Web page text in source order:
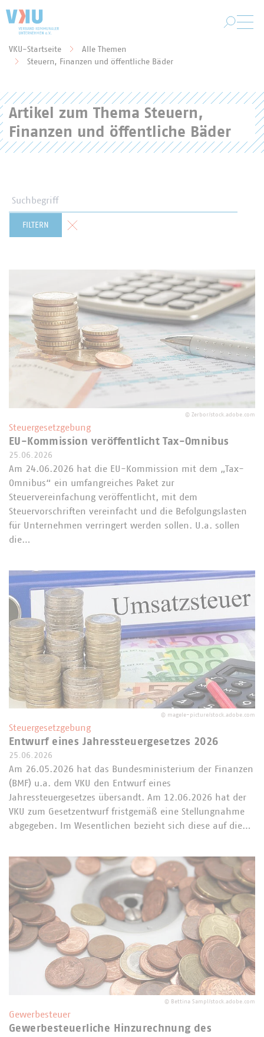
Sie befinden sich hier:
VKU-Startseite
Alle Themen
Steuern, Finanzen und öffentliche Bäder
Artikel zum Thema Steuern,
Finanzen und öffentliche Bäder
FILTERN Formular zurücksetzen
© Zerbor/stock.adobe.com
Steuergesetzgebung
EU-Kommission veröffentlicht Tax-Omnibus
25.06.2026
Am 24.06.2026 hat die EU-Kommission mit dem „Tax-
Omnibus“ ein umfangreiches Paket zur
Steuervereinfachung veröffentlicht, mit dem
Steuervorschriften vereinfacht und die Befolgungslasten
für Unternehmen verringert werden sollen. U.a. sollen
die…
© magele-picture/stock.adobe.com
Steuergesetzgebung
Entwurf eines Jahressteuergesetzes 2026
25.06.2026
Am 26.05.2026 hat das Bundesministerium der Finanzen
(BMF) u.a. dem VKU den Entwurf eines
Jahressteuergesetzes übersandt. Am 12.06.2026 hat der
VKU zum Gesetzentwurf fristgemäß eine Stellungnahme
abgegeben. Im Wesentlichen bezieht sich diese auf die…
© Bettina Sampl/stock.adobe.com
Gewerbesteuer
Gewerbesteuerliche Hinzurechnung des